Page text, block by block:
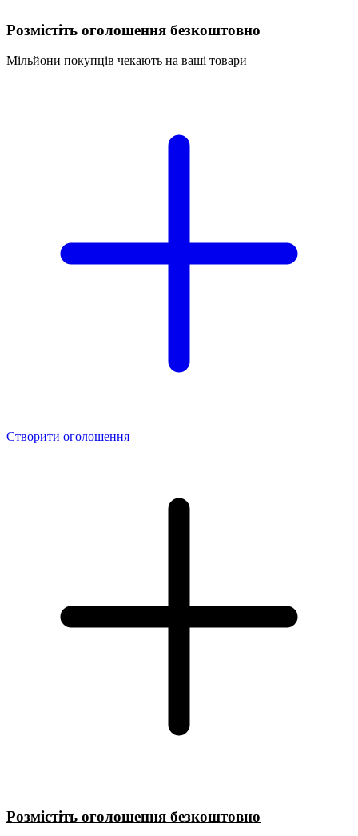
Розмістіть оголошення безкоштовно
Мільйони покупців чекають на ваші товари
Створити оголошення
Розмістіть оголошення безкоштовно